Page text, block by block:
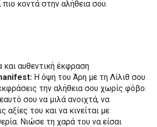
πιο κοντά στην αλήθεια σου.
και αυθεντική έκφραση
Η όψη του Άρη με τη Λίλιθ σου
την αλήθεια σου χωρίς φόβο.
σου να μιλά ανοιχτά, να
αξίες του και να κινείται με
Νιώσε τη χαρά του να είσαι